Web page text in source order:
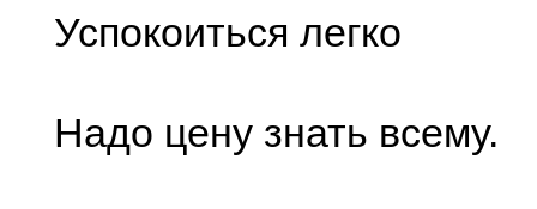
Успокоиться легко
Надо цену знать всему.